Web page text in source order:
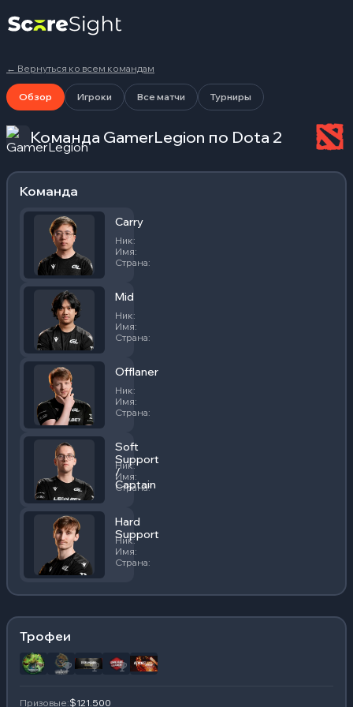
Команда GamerLegion по Dota 2
Обзор Игроки Все матчи Турниры
← Вернуться ко всем командам
Команда
Carry
Ник:
Имя:
Страна:
Mid
Ник:
Имя:
Страна:
Offlaner
Ник:
Имя:
Страна:
Soft
Support
/
Captain
Ник:
Bignum
Имя:
Страна:Украина
Hard
Support
Ник:
Speeed
Имя:
Страна:
Трофеи
Призовые:$121.500